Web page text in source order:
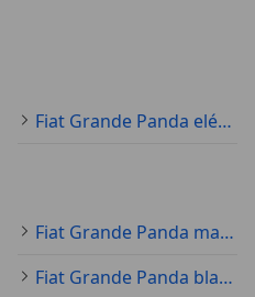
Fiat Grande Panda eléctrico
Fiat Grande Panda marrón
Fiat Grande Panda blanco